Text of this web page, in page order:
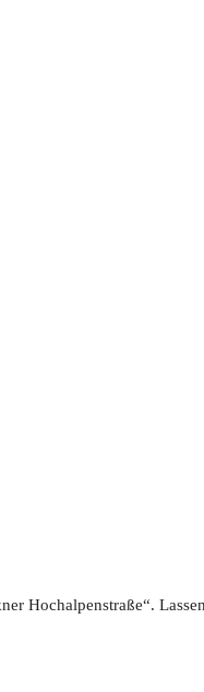
Hochalpenstraße“.